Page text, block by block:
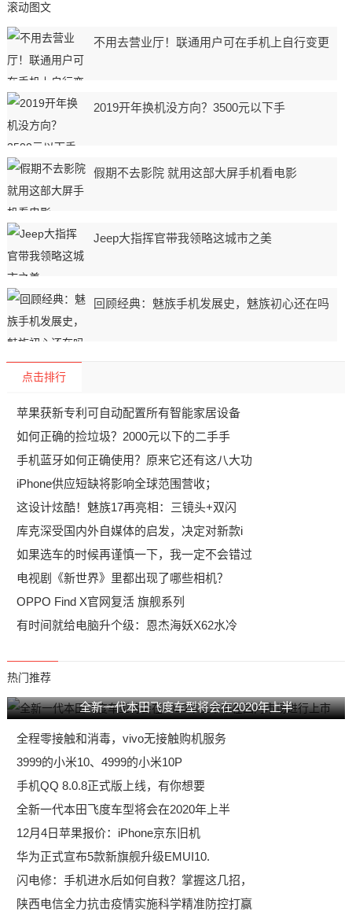
滚动图文
不用去营业厅！联通用户可在手机上自行变更
2019开年换机没方向？3500元以下手
假期不去影院 就用这部大屏手机看电影
Jeep大指挥官带我领略这城市之美
回顾经典：魅族手机发展史，魅族初心还在吗
点击排行
苹果获新专利可自动配置所有智能家居设备
如何正确的捡垃圾？2000元以下的二手手
手机蓝牙如何正确使用？原来它还有这八大功
iPhone供应短缺将影响全球范围营收；
这设计炫酷！魅族17再亮相：三镜头+双闪
库克深受国内外自媒体的启发，决定对新款i
如果选车的时候再谨慎一下，我一定不会错过
电视剧《新世界》里都出现了哪些相机？
OPPO Find X官网复活 旗舰系列
有时间就给电脑升个级：恩杰海妖X62水冷
热门推荐
全新一代本田飞度车型将会在2020年上半
全程零接触和消毒，vivo无接触购机服务
3999的小米10、4999的小米10P
手机QQ 8.0.8正式版上线，有你想要
全新一代本田飞度车型将会在2020年上半
12月4日苹果报价：iPhone京东旧机
华为正式宣布5款新旗舰升级EMUI10.
闪电修：手机进水后如何自救？掌握这几招，
陕西电信全力抗击疫情实施科学精准防控打赢